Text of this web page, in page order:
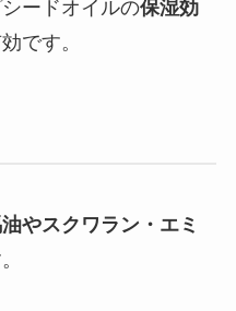
ードオイルの保湿効
です。
やスクワラン・エミ